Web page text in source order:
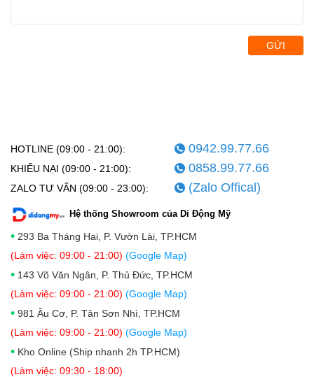
GỬI
HOTLINE (09:00 - 21:00): 0942.99.77.66
KHIẾU NẠI (09:00 - 21:00): 0858.99.77.66
ZALO TƯ VẤN (09:00 - 23:00): (Zalo Offical)
Hệ thống Showroom của Di Động Mỹ
• 293 Ba Tháng Hai, P. Vườn Lài, TP.HCM
(Làm việc: 09:00 - 21:00) (Google Map)
• 143 Võ Văn Ngân, P. Thủ Đức, TP.HCM
(Làm việc: 09:00 - 21:00) (Google Map)
• 981 Âu Cơ, P. Tân Sơn Nhì, TP.HCM
(Làm việc: 09:00 - 21:00) (Google Map)
• Kho Online (Ship nhanh 2h TP.HCM)
(Làm việc: 09:30 - 18:00)